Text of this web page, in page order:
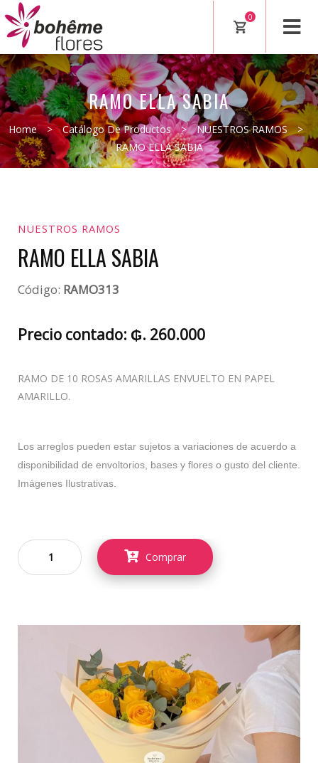
0
RAMO ELLA SABIA
Home > Catálogo De Productos > NUESTROS RAMOS
>
RAMO ELLA SABIA
NUESTROS RAMOS
RAMO ELLA SABIA
Código: RAMO313
Precio contado: ₲. 260.000
RAMO DE 10 ROSAS AMARILLAS ENVUELTO EN PAPEL
AMARILLO.
Los arreglos pueden estar sujetos a variaciones de acuerdo a
disponibilidad de envoltorios, bases y flores o gusto del cliente.
Imágenes Ilustrativas.
Comprar